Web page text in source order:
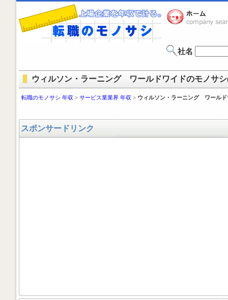
社名
ウィルソン・ラーニング ワールドワイドのモノサシ
転職のモノサシ 年収 > サービス業業界 年収 > ウィルソン・ラーニング ワールド
スポンサードリンク